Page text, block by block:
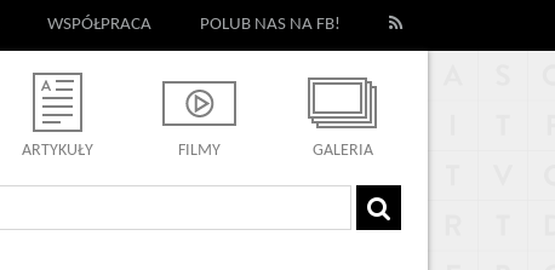
WSPÓŁPRACA POLUB NAS NA FB!
ARTYKUŁY FILMY GALERIA